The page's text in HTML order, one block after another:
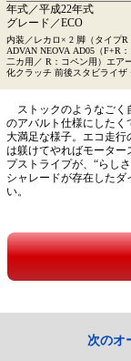
年式／平成22年式
グレード／ECO
内装／レカロ× 2 脚（タイプ
ADVAN NEOVA AD05（F+R
二カ用／ R：コペン用）エア
化クラッチ 前後スタビライザ
ストックのようなごく
のアバルト仕様にしたく
大満足な様子。エコ走行
は躾けてやればモーター
プストライプが、“らし
シャレードが存在したダ
い。
次のオ